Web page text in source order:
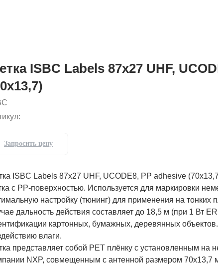
ISBC Labels 87x27 UHF,
Запросить цену
ISBC Labels 87x27 UHF, UCODE8, PP adhesive
с PP-поверхностью. Используется для маркировки
настройку (тюнинг) для применения на тонких
дальность действия составляет до 18,5 м (при 1 Вт
картонных, бумажных, деревянных объектов.
влаги.
представляет собой PET плёнку с установленным на
NXP, совмещенным с антенной размером 70х13,7